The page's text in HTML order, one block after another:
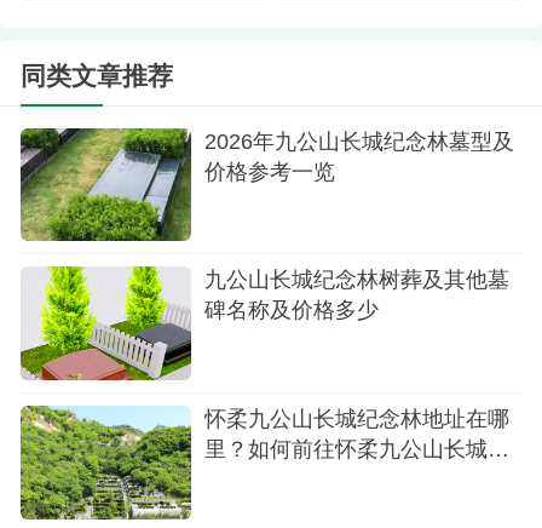
交通方式：
口（14号出口），沿京密高速向北行驶，按导航指
引直达陵园，全程约1.5小时；
公交：地铁15号线至望京西站换乘866路至怀柔
汽车站，转乘H58路至渤海镇，陵园提供接驳车服务
（需提前预约）。
此外，陵园还提供艺术碑葬、草坪葬等多种生
态葬式，并配套星级餐饮住宿、长城文化展厅等设
施，兼具纪念性与人文体验。第一次选墓建议预约
选墓专车，上门接送，省时省力，一天可以看多
同类文章推荐
2026年九公山长城纪念林墓型及
价格参考一览
九公山长城纪念林树葬及其他墓
碑名称及价格多少
怀柔九公山长城纪念林地址在哪
里？如何前往怀柔九公山长城纪